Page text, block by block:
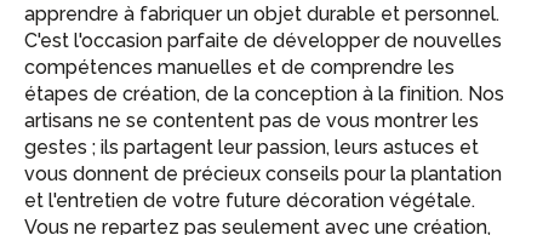
apprendre à fabriquer un objet durable et personnel.
C'est l'occasion parfaite de développer de nouvelles
compétences manuelles et de comprendre les
étapes de création, de la conception à la finition. Nos
artisans ne se contentent pas de vous montrer les
gestes ; ils partagent leur passion, leurs astuces et
vous donnent de précieux conseils pour la plantation
et l'entretien de votre future décoration végétale.
Vous ne repartez pas seulement avec une création,